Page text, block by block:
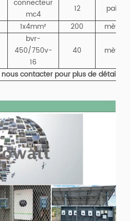
connecteur
mc4
12
paires
1x4mm² 200 mètres
bvr-
450/750v-
16
40 mètres
contacter pour plus de détails.